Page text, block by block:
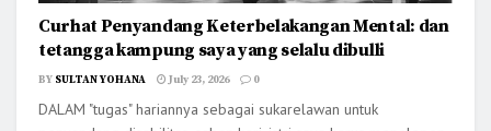
Curhat Penyandang Keterbelakangan Mental: dan
tetangga kampung saya yang selalu dibulli
BY SULTAN YOHANA July 23, 2026 0
DALAM "tugas" hariannya sebagai sukarelawan untuk